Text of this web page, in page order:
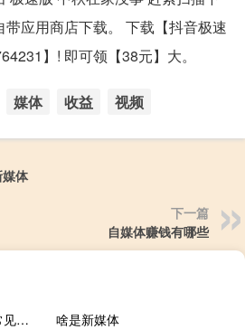
应用商店下载。 下载【抖音极速
】! 即可领【38元】大。
媒体 收益 视频
体
下一篇
自媒体赚钱有哪些
自媒体如何吸引人气【常见的策略和方法提高吸引力】
啥是新媒体